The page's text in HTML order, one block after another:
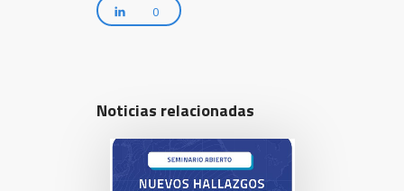
0
Noticias relacionadas